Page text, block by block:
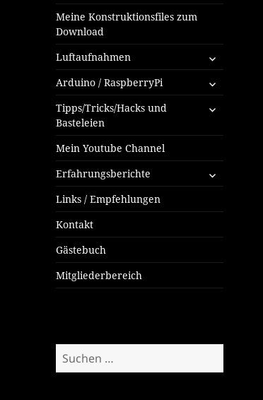
Meine Konstruktionsfiles zum
Download
Luftaufnahmen
untermenü
öffnen
Arduino / RaspberryPi
untermenü
öffnen
Tipps/Tricks/Hacks und
Basteleien
untermenü
Mein Youtube Channel
Erfahrungsberichte
untermenü
öffnen
Links / Empfehlungen
Kontakt
Gästebuch
Mitgliederbereich
Suchen
nach: